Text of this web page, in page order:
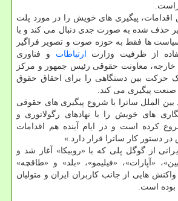
اقدامات، پیگیری های خویش را در مورد پلت
حذف شده به صورت جدی دنبال می کند و با
ها فقط به حوزه صوت و تصویر فراگیر
از ظرفیت وزارت ارتباطات و فناوری
خارجه، معاونت حقوقی رئیس جمهور و مرکز
حرکت بین دستگاهی را برای احقاق حقوق
صنعت پیگیری می کند.
بین الملل ساترا با شروع پیگیری های حقوقی
های خویش را با نهادهای رگولاتوری و
کرده است و در ایام آینده هم اقدامات
دستور کار ساترا قرار دارد.»
از گوگل پلی که با «روبیکا» آغاز شد و
«آپارات»، «فیلیمو»، «بلد» و «طاقچه»
واکنش هایی از جانب کاربران ایران و متولیان
بوده است.